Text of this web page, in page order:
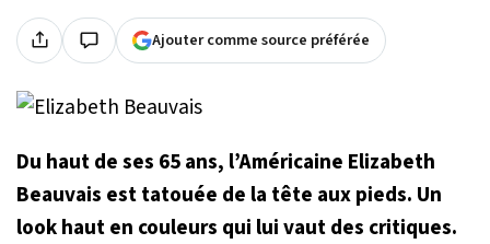
Ajouter comme source préférée
Du haut de ses 65 ans, l’Américaine Elizabeth
Beauvais est tatouée de la tête aux pieds. Un
look haut en couleurs qui lui vaut des critiques.